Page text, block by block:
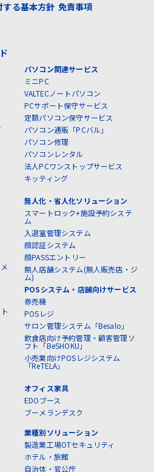
する基本方針 免責事項
パソコン関連サービス
ミニPC
VALTECノートパソコン
PCサポート保守サービス
定額パソコン保守サービス
パソコン通販「PCバル」
パソコン修理
パソコンレンタル
法人PCワンストップサービス
キッティング
無人化・省人化ソリューション
スマートロック+施設予約システ
ム
入退室管理システム
顔認証システム
顔PASSエントリー
無人店舗システム(無人販売店・ジ
ム)
POSシステム・店舗向けサービス
券売機
POSレジ
サロン管理システム「Besalo」
飲食店向け予約管理・顧客管理ソ
フト「BeSHOKU」
小売業向けPOSレジシステム
「ReTELA」
オフィス家具
EDOブース
ブーメランデスク
業種別ソリューション
製造業工場OTセキュリティ
ホテル・旅館
自治体・官公庁